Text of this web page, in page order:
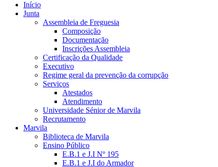
Início
Junta
Assembleia de Freguesia
Composição
Documentação
Inscrições Assembleia
Certificação da Qualidade
Executivo
Regime geral da prevenção da corrupção
Serviços
Atestados
Atendimento
Universidade Sénior de Marvila
Recrutamento
Marvila
Biblioteca de Marvila
Ensino Público
E.B.1 e J.I Nº 195
E.B.1 e J.I do Armador